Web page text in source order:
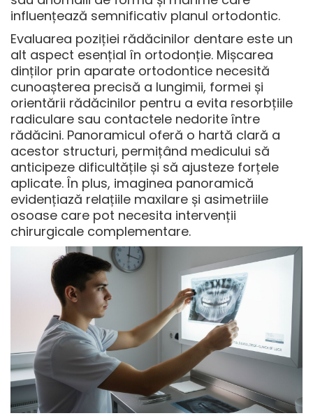
influențează semnificativ planul ortodontic.
Evaluarea poziției rădăcinilor dentare este un
alt aspect esențial în ortodonție. Mișcarea
dinților prin aparate ortodontice necesită
cunoașterea precisă a lungimii, formei și
orientării rădăcinilor pentru a evita resorbțiile
radiculare sau contactele nedorite între
rădăcini. Panoramicul oferă o hartă clară a
acestor structuri, permițând medicului să
anticipeze dificultățile și să ajusteze forțele
aplicate. În plus, imaginea panoramică
evidențiază relațiile maxilare și asimetriile
osoase care pot necesita intervenții
chirurgicale complementare.